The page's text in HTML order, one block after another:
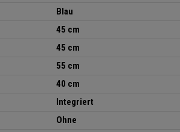
Blau
45 cm
45 cm
55 cm
40 cm
Integriert
Ohne